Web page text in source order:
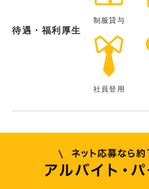
待遇・福利厚生
制服貸与
社員登用